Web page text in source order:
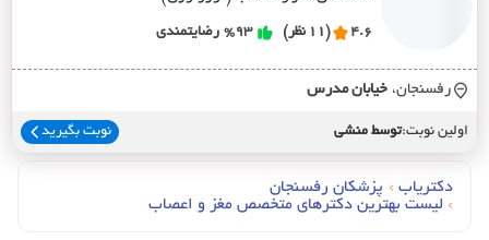
4.6 (11 نظر) %93 رضایتمندی
رفسنجان، خيابان مدرس
اولین نوبت:توسط منشی نوبت بگیرید
دکتریاب › پزشکان رفسنجان
› لیست بهترین دکترهای متخصص مغز و اعصاب